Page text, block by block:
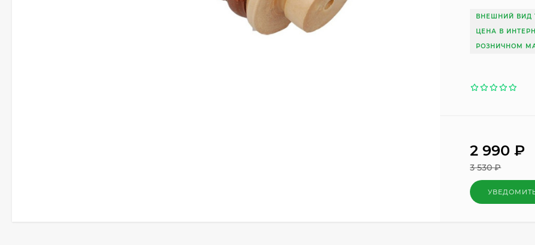
ВНЕШНИЙ ВИД
ЦЕНА В
РОЗНИЧНОМ
2 990₽
3 530₽